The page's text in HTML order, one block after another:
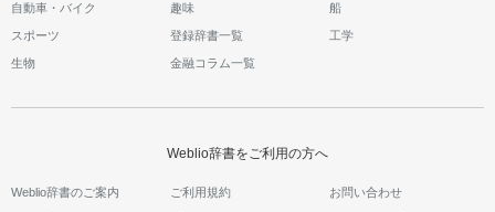
自動車・バイク 趣味 船
スポーツ 登録辞書一覧 工学
生物 金融コラム一覧
Weblio辞書をご利用の方へ
Weblio辞書のご案内 ご利用規約 お問い合わせ